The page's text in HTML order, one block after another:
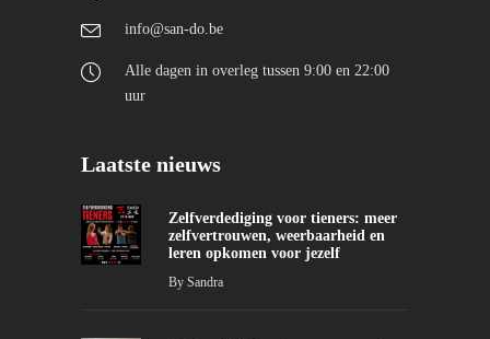
info@san-do.be
Alle dagen in overleg tussen 9:00 en 22:00
uur
Laatste nieuws
Zelfverdediging voor tieners: meer
zelfvertrouwen, weerbaarheid en
leren opkomen voor jezelf
By Sandra